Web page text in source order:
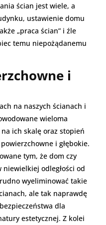
ścian jest wiele, a
ustawienie domu
„praca ścian” i źle
temu niepożądanemu
i
na naszych ścianach i
wieloma
ich skalę oraz stopień
i głębokie.
tym, że dom czy
odległości od
wyeliminować takie
ale tak naprawdę
dla
estetycznej. Z kolei